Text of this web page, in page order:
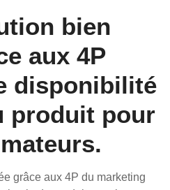
bien
aux 4P
disponibilité
produit pour
grâce aux 4P du marketing